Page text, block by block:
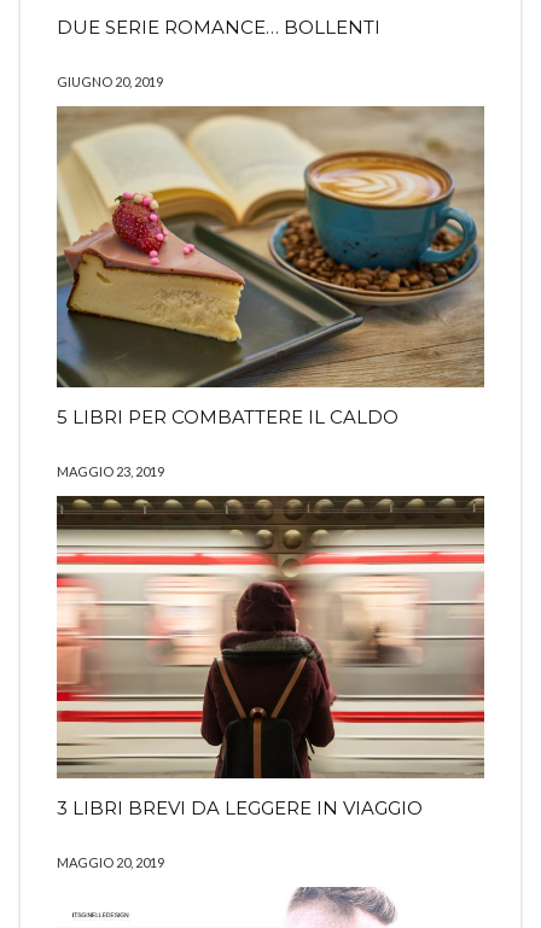
DUE SERIE ROMANCE… BOLLENTI
GIUGNO 20, 2019
5 LIBRI PER COMBATTERE IL CALDO
MAGGIO 23, 2019
3 LIBRI BREVI DA LEGGERE IN VIAGGIO
MAGGIO 20, 2019